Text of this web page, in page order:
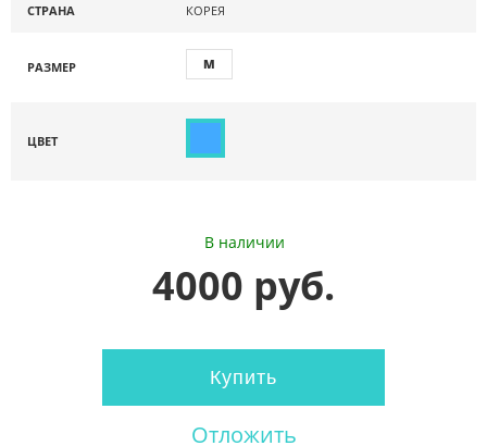
СТРАНА КОРЕЯ
РАЗМЕР M
ЦВЕТ
В наличии
4000 руб.
Купить
Отложить